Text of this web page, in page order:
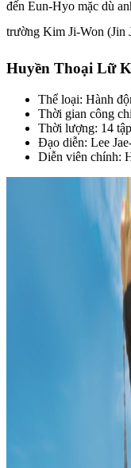
đến Eun-Hyo mặc dù
trường Kim Ji-Won (Jin
Huyền Thoại Lữ
Thể loại: Hành
Thời gian công
Thời lượng: 14
Đạo diễn: Lee
Diễn viên chính: